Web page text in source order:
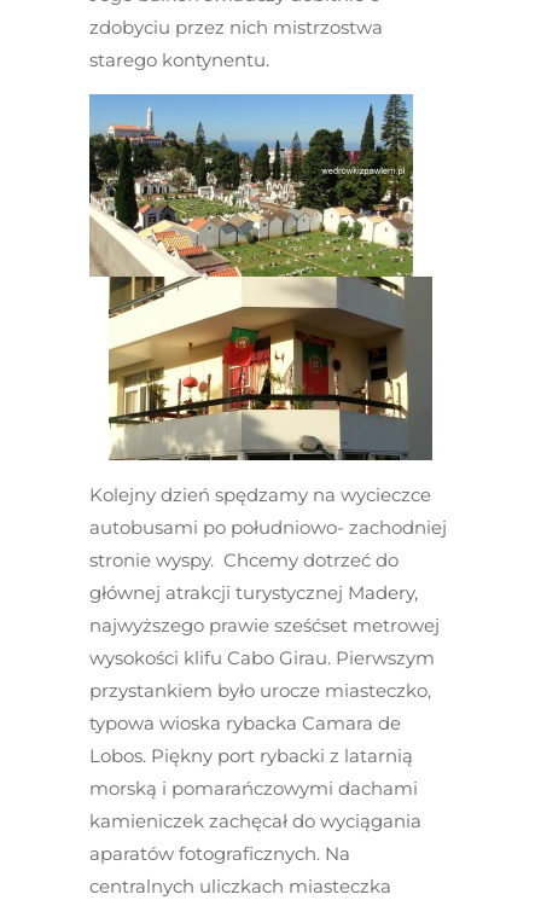
zdobyciu przez nich mistrzostwa
starego kontynentu.
Kolejny dzień spędzamy na wycieczce
autobusami po południowo- zachodniej
stronie wyspy. Chcemy dotrzeć do
głównej atrakcji turystycznej Madery,
najwyższego prawie sześćset metrowej
wysokości klifu Cabo Girau. Pierwszym
przystankiem było urocze miasteczko,
typowa wioska rybacka Camara de
Lobos. Piękny port rybacki z latarnią
morską i pomarańczowymi dachami
kamieniczek zachęcał do wyciągania
aparatów fotograficznych. Na
centralnych uliczkach miasteczka